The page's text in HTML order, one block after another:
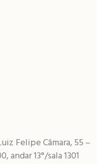
Felipe Câmara, 55 –
andar 13°/sala 1301